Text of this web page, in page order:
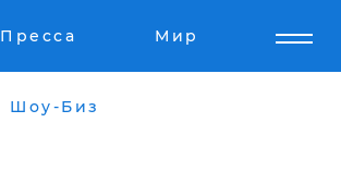
Пресса Мир
Шоу-Биз